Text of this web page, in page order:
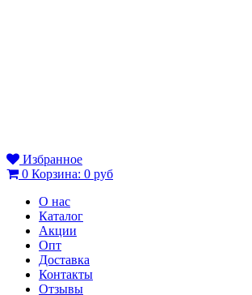
Избранное
0 Корзина: 0 руб
О нас
Каталог
Акции
Опт
Доставка
Контакты
Отзывы